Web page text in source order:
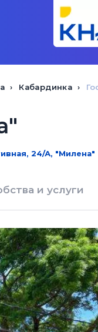
Кабардинка
24/А, "Милена"
и услуги